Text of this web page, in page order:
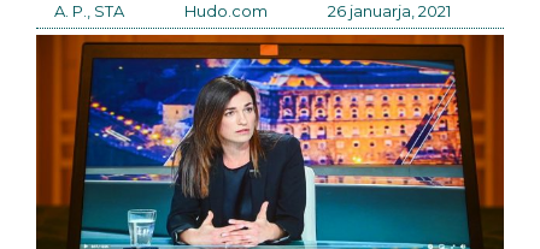
A. P., STA Hudo.com 26 januarja, 2021